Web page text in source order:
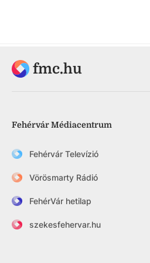
fmc.hu
Fehérvár Médiacentrum
Fehérvár Televízió
Vörösmarty Rádió
FehérVár hetilap
szekesfehervar.hu